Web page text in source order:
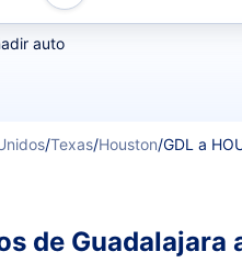
o aeropuerto o por vuelos
auto
/Texas/Houston/GDL a
de Guadalajara